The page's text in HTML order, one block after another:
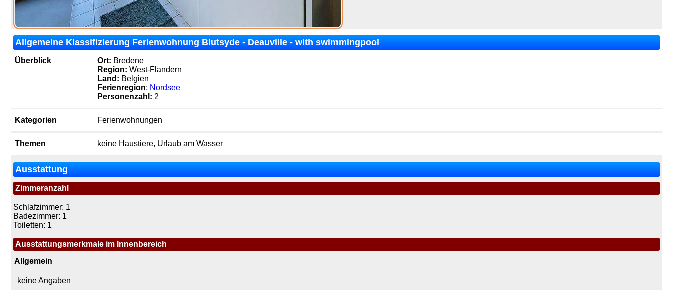
Allgemeine Klassifizierung Ferienwohnung Blutsyde - Deauville - with swimmingpool
Überblick Ort: Bredene
Region: West-Flandern
Land: Belgien
Ferienregion: Nordsee
Personenzahl: 2
Kategorien Ferienwohnungen
Themen keine Haustiere, Urlaub am Wasser
Ausstattung
Zimmeranzahl
Schlafzimmer: 1
Badezimmer: 1
Toiletten: 1
Ausstattungsmerkmale im Innenbereich
Allgemein
keine Angaben